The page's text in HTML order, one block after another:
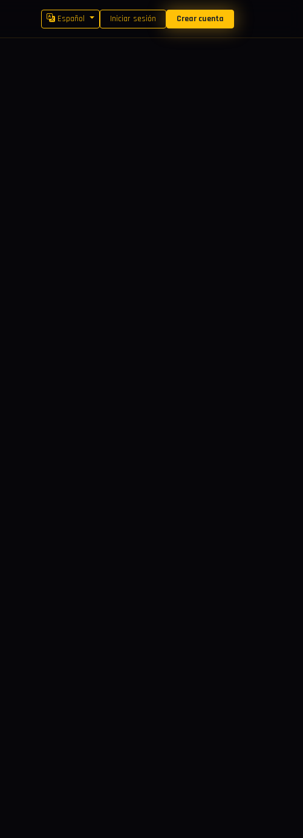
Español Iniciar sesión Crear cuenta